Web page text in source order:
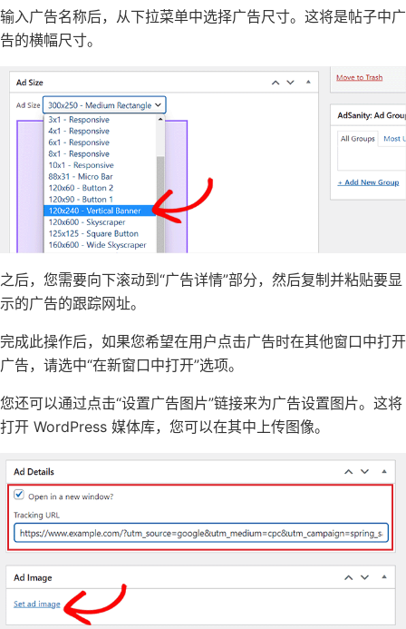
输入广告名称后，从下拉菜单中选择广告尺寸。这将是帖子中广
告的横幅尺寸。
之后，您需要向下滚动到“广告详情”部分，然后复制并粘贴要显
示的广告的跟踪网址。
完成此操作后，如果您希望在用户点击广告时在其他窗口中打开
广告，请选中“在新窗口中打开”选项。
您还可以通过点击“设置广告图片”链接来为广告设置图片。这将
打开 WordPress 媒体库，您可以在其中上传图像。